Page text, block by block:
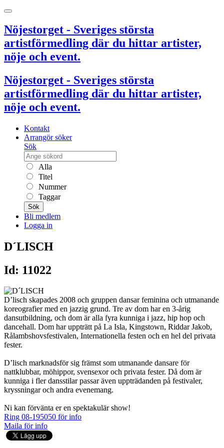
Nöjestorget - Sveriges största
artistförmedling där du hittar artister,
nöje och event.
Nöjestorget - Sveriges största
artistförmedling där du hittar artister,
nöje och event.
Kontakt
Arrangör söker
Sök
Alla
Titel
Nummer
Taggar
Sök
Bli medlem
Logga in
D´LISCH
Id: 11022
D’lisch skapades 2008 och gruppen dansar feminina och utmanande
koreografier med en jazzig grund. Tre av dom har en 3-årig
dansutbildning, och dom är alla fyra kunniga i jazz, hip hop och
dancehall. Dom har uppträtt på La Isla, Kingstown, Riddar Jakob,
Rålambshovsfestivalen, Internationella festen och en hel del privata
fester.
D’lisch marknadsför sig främst som utmanande dansare för
nattklubbar, möhippor, svensexor och privata fester. Då dom är
kunniga i fler dansstilar passar även uppträdanden på festivaler,
kryssningar och andra evenemang.
Ni kan förvänta er en spektakulär show!
Ring 08-195050 för info
Maila för info